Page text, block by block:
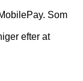
Som
efter at